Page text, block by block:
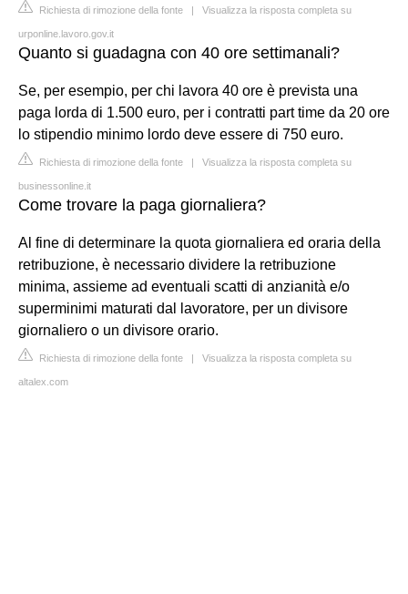
Richiesta di rimozione della fonte | Visualizza la risposta completa su
urponline.lavoro.gov.it
Quanto si guadagna con 40 ore settimanali?
Se, per esempio, per chi lavora 40 ore è prevista una
paga lorda di 1.500 euro, per i contratti part time da 20 ore
lo stipendio minimo lordo deve essere di 750 euro.
Richiesta di rimozione della fonte | Visualizza la risposta completa su
businessonline.it
Come trovare la paga giornaliera?
Al fine di determinare la quota giornaliera ed oraria della
retribuzione, è necessario dividere la retribuzione
minima, assieme ad eventuali scatti di anzianità e/o
superminimi maturati dal lavoratore, per un divisore
giornaliero o un divisore orario.
Richiesta di rimozione della fonte | Visualizza la risposta completa su
altalex.com